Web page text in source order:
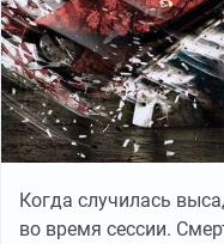
Когда случилась
во время сессии.